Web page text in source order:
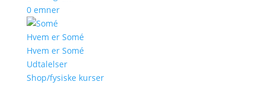
0 emner
Hvem er Somé
Hvem er Somé
Udtalelser
Shop/fysiske kurser